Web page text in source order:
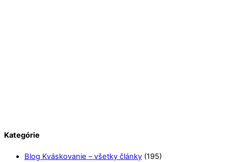
Kategórie
Blog Kváskovanie – všetky články (195)